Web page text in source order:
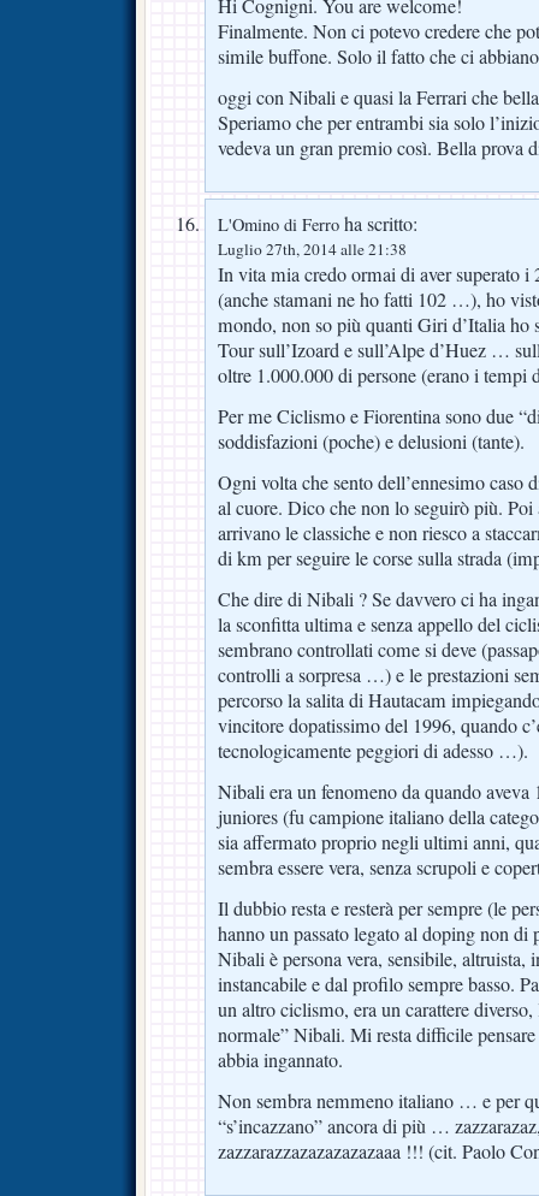
Hi Cognigni. You are welcome!
Finalmente. Non ci potevo credere che
simile buffone. Solo il fatto che ci
oggi con Nibali e quasi la Ferrari che
Speriamo che per entrambi sia solo
vedeva un gran premio così. Bella prova
L'Omino di Ferro ha scritto:
Luglio 27th, 2014 alle 21:38
In vita mia credo ormai di aver superato
(anche stamani ne ho fatti 102 …), ho
mondo, non so più quanti Giri d’Italia ho
Tour sull’Izoard e sull’Alpe d’Huez …
oltre 1.000.000 di persone (erano i
Per me Ciclismo e Fiorentina sono due
soddisfazioni (poche) e delusioni (tante).
Ogni volta che sento dell’ennesimo caso
al cuore. Dico che non lo seguirò più.
arrivano le classiche e non riesco a
di km per seguire le corse sulla strada
Che dire di Nibali ? Se davvero ci ha
la sconfitta ultima e senza appello del
sembrano controllati come si deve
controlli a sorpresa …) e le prestazioni
percorso la salita di Hautacam
vincitore dopatissimo del 1996, quando
tecnologicamente peggiori di adesso …).
Nibali era un fenomeno da quando aveva
juniores (fu campione italiano della
sia affermato proprio negli ultimi anni,
sembra essere vera, senza scrupoli e
Il dubbio resta e resterà per sempre (le
hanno un passato legato al doping non
Nibali è persona vera, sensibile, altruista,
instancabile e dal profilo sempre basso.
un altro ciclismo, era un carattere
normale” Nibali. Mi resta difficile
abbia ingannato.
Non sembra nemmeno italiano … e per
“s’incazzano” ancora di più …
zazzarazzazazazazazaaa !!! (cit. Paolo